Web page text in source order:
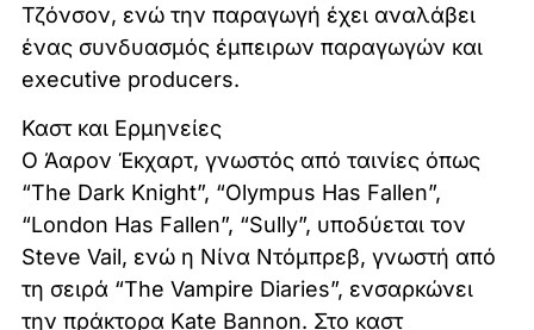
Τζόνσον, ενώ την παραγωγή έχει αναλάβει
ένας συνδυασμός έμπειρων παραγωγών και
executive producers.
Καστ και Ερμηνείες
Ο Άαρον Έκχαρτ, γνωστός από ταινίες όπως
“The Dark Knight”, “Olympus Has Fallen”,
“London Has Fallen”, “Sully”, υποδύεται τον
Steve Vail, ενώ η Νίνα Ντόμπρεβ, γνωστή από
τη σειρά “The Vampire Diaries”, ενσαρκώνει
την πράκτορα Kate Bannon. Στο καστ